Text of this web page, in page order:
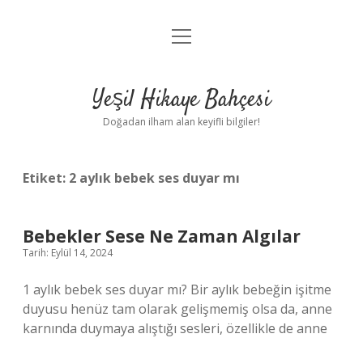
Anasayfa
Yasal Uyarı
menüyü
Yeşil Hikaye Bahçesi
Doğadan ilham alan keyifli bilgiler!
Etiket: 2 aylık bebek ses duyar mı
Bebekler Sese Ne Zaman Algılar
Tarih: Eylül 14, 2024
1 aylık bebek ses duyar mı? Bir aylık bebeğin işitme
duyusu henüz tam olarak gelişmemiş olsa da, anne
karnında duymaya alıştığı sesleri, özellikle de anne